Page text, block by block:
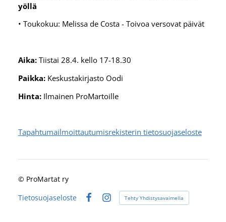
yöllä
• Toukokuu: Melissa de Costa - Toivoa versovat päivät
Aika:Tiistai 28.4. kello 17-18.30
Paikka: Keskustakirjasto Oodi
Hinta:Ilmainen ProMartoille
Tapahtumailmoittautumisrekisterin tietosuojaseloste
© ProMartat ry
Tietosuojaseloste
Instagram
Tehty Yhdistysavaimella